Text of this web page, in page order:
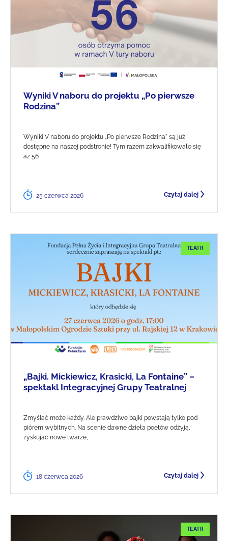
Wyniki V naboru do projektu „Po pierwsze
Rodzina”
Wyniki V naboru do projektu „Po pierwsze Rodzina" są już
dostępne na naszej podstronie! Tym razem zakwalifikowało się
aż 56
25 czerwca 2026 Czytaj dalej
TEATR
„Bajki. Mickiewicz, Krasicki, La Fontaine” –
spektakl Integracyjnej Grupy Teatralnej
Zmyślać może każdy. Ale prawdziwe bajki powstają tylko pod
piórem wybitnych. Na scenie dawne dzieła poetów odżyją,
zyskując nowe twarze,
18 czerwca 2026 Czytaj dalej
TEATR